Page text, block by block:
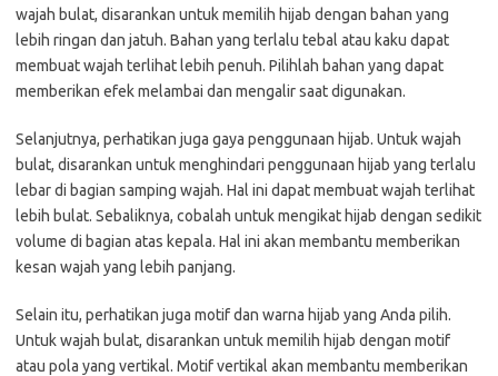
wajah bulat, disarankan untuk memilih hijab dengan bahan yang
lebih ringan dan jatuh. Bahan yang terlalu tebal atau kaku dapat
membuat wajah terlihat lebih penuh. Pilihlah bahan yang dapat
memberikan efek melambai dan mengalir saat digunakan.
Selanjutnya, perhatikan juga gaya penggunaan hijab. Untuk wajah
bulat, disarankan untuk menghindari penggunaan hijab yang terlalu
lebar di bagian samping wajah. Hal ini dapat membuat wajah terlihat
lebih bulat. Sebaliknya, cobalah untuk mengikat hijab dengan sedikit
volume di bagian atas kepala. Hal ini akan membantu memberikan
kesan wajah yang lebih panjang.
Selain itu, perhatikan juga motif dan warna hijab yang Anda pilih.
Untuk wajah bulat, disarankan untuk memilih hijab dengan motif
atau pola yang vertikal. Motif vertikal akan membantu memberikan